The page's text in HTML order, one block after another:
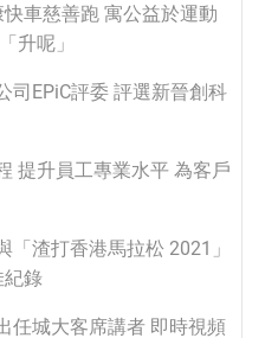
車慈善跑 寓公益於運動
升呢」
司EPiC評委 評選新晉創科
提升員工專業水平 為客戶
「渣打香港馬拉松 2021」
紀錄
任城大客席講者 即時視頻